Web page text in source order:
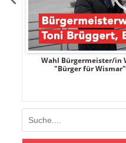
Wahl Bürgermeister/in
"Bürger für
Suchen